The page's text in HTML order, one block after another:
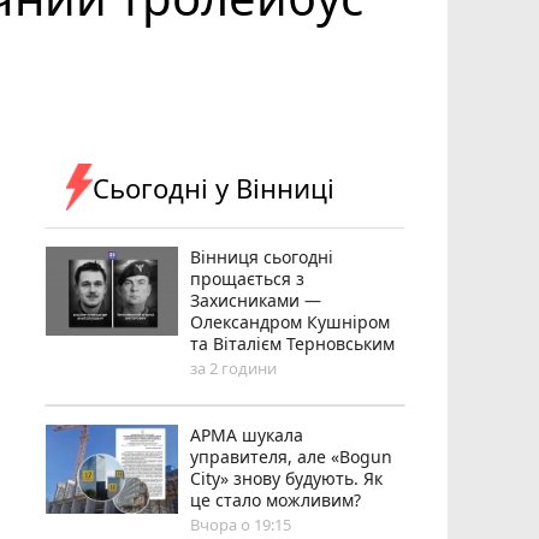
Сьогодні у Вінниці
Вінниця сьогодні
прощається з
Захисниками —
Олександром Кушніром
та Віталієм Терновським
за 2 години
АРМА шукала
управителя, але «Bogun
City» знову будують. Як
це стало можливим?
Вчора о 19:15